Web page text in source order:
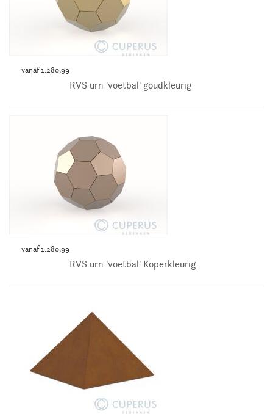
vanaf 1.280,99
RVS urn 'voetbal' goudkleurig
vanaf 1.280,99
RVS urn 'voetbal' Koperkleurig